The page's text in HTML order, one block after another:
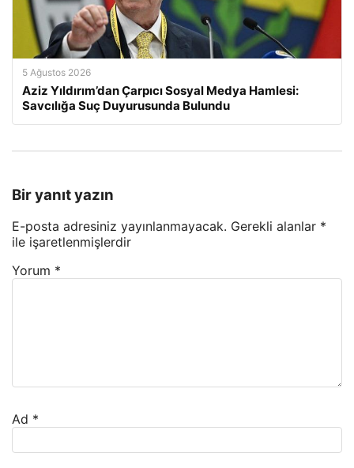
5 Ağustos 2026
Aziz Yıldırım’dan Çarpıcı Sosyal Medya Hamlesi:
Savcılığa Suç Duyurusunda Bulundu
Bir yanıt yazın
E-posta adresiniz yayınlanmayacak. Gerekli alanlar *
ile işaretlenmişlerdir
Yorum *
Ad *